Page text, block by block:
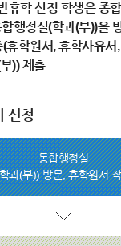
휴학 신청 학생은 종
행정실(학과(부))을
휴학원서, 휴학사유서
)) 제출
신청
통합행정실
과(부)) 방문, 휴학원서